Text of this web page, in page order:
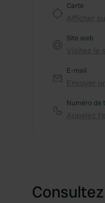
Carte
Site web
E-mail
Numéro de